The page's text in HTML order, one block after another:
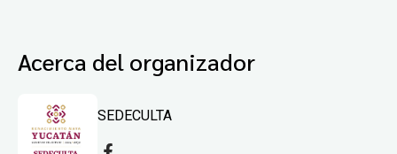
Acerca del organizador
SEDECULTA